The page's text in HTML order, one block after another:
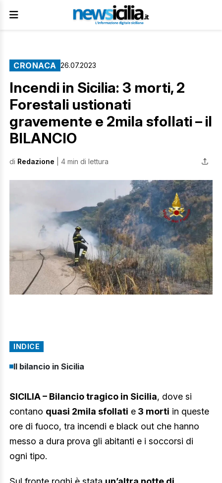
CRONACA 26.07.2023
Incendi in Sicilia: 3 morti, 2
Forestali ustionati
gravemente e 2mila sfollati – il
BILANCIO
di Redazione | 4 min di lettura
INDICE
Il bilancio in Sicilia
SICILIA – Bilancio tragico in Sicilia, dove si
contano quasi 2mila sfollati e 3 morti in queste
ore di fuoco, tra incendi e black out che hanno
messo a dura prova gli abitanti e i soccorsi di
ogni tipo.